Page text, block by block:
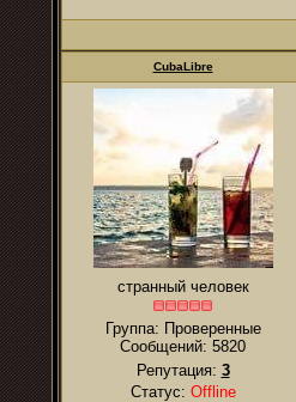
CubaLibre
странный человек
Группа: Проверенные
Сообщений: 5820
Репутация: 3
Статус: Offline